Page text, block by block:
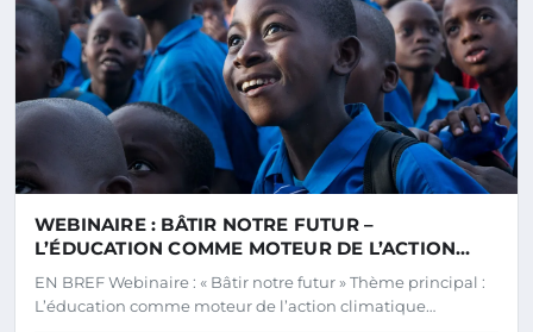
WEBINAIRE : BÂTIR NOTRE FUTUR –
L’ÉDUCATION COMME MOTEUR DE L’ACTION
CLIMATIQUE
EN BREF Webinaire : « Bâtir notre futur » Thème principal :
L’éducation comme moteur de l’action climatique…